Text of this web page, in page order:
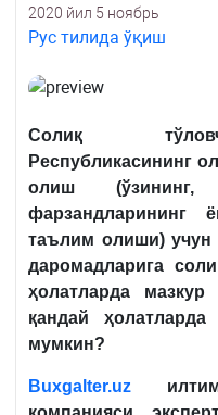
2020 йил 5 ноябрь
Рус тилида ўқиш
Солиқ
Республикасининг
олиш
фарзандларининг
таълим олиши) учун
даромадларига
ҳолатларда
қандай
мумкин?
Buxgalter.uz